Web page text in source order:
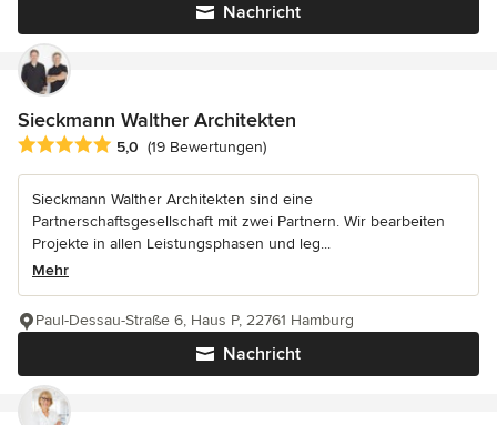
Nachricht
Sieckmann Walther Architekten
Durchschnittliche Bewertung: 5 von 5 Sternen
5,0 (19 Bewertungen)
Sieckmann Walther Architekten sind eine
Partnerschaftsgesellschaft mit zwei Partnern. Wir bearbeiten
Projekte in allen Leistungsphasen und leg...
Mehr
Nachricht
Paul-Dessau-Straße 6, Haus P, 22761 Hamburg